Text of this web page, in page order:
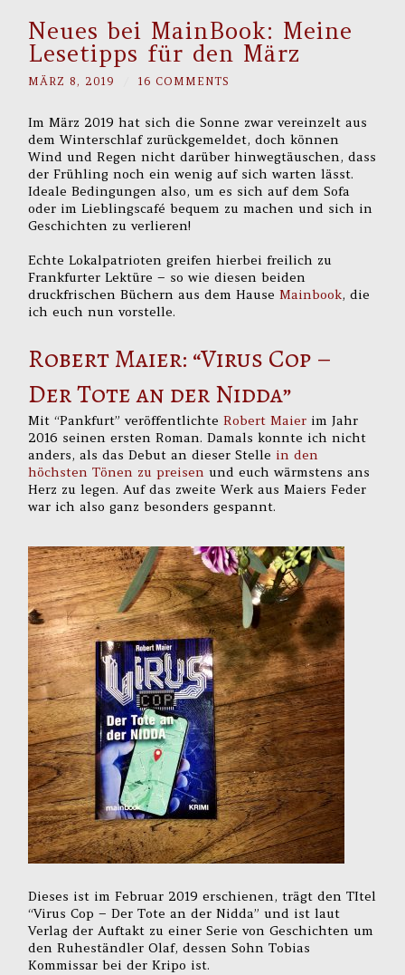
Neues bei MainBook: Meine
Lesetipps für den März
MÄRZ 8, 2019 16 COMMENTS
Im März 2019 hat sich die Sonne zwar vereinzelt aus
dem Winterschlaf zurückgemeldet, doch können
Wind und Regen nicht darüber hinwegtäuschen, dass
der Frühling noch ein wenig auf sich warten lässt.
Ideale Bedingungen also, um es sich auf dem Sofa
oder im Lieblingscafé bequem zu machen und sich in
Geschichten zu verlieren!
Echte Lokalpatrioten greifen hierbei freilich zu
Frankfurter Lektüre – so wie diesen beiden
druckfrischen Büchern aus dem HauseMainbook, die
ich euch nun vorstelle.
Robert Maier: “Virus Cop –
Der Tote an der Nidda”
Mit “Pankfurt” veröffentlichteRobert Maier im Jahr
2016 seinen ersten Roman. Damals konnte ich nicht
anders, als das Debut an dieser Stelle in den
höchsten Tönen zu preisen und euch wärmstens ans
Herz zu legen. Auf das zweite Werk aus Maiers Feder
war ich also ganz besonders gespannt.
Dieses ist im Februar 2019 erschienen, trägt den TItel
“Virus Cop – Der Tote an der Nidda” und ist laut
Verlag der Auftakt zu einer Serie von Geschichten um
den Ruheständler Olaf, dessen Sohn Tobias
Kommissar bei der Kripo ist.